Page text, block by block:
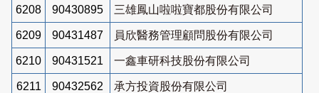
6208 90430895 三雄鳳山啦啦寶都股份有限公司
6209 90431487 員欣醫務管理顧問股份有限公司
6210 90431521 一鑫車研科技股份有限公司
6211 90432562 承方投資股份有限公司